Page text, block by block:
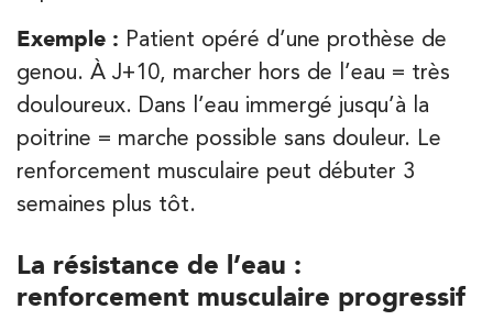
Exemple : Patient opéré d’une prothèse de
genou. À J+10, marcher hors de l’eau = très
douloureux. Dans l’eau immergé jusqu’à la
poitrine = marche possible sans douleur. Le
renforcement musculaire peut débuter 3
semaines plus tôt.
La résistance de l’eau :
renforcement musculaire progressif
IK Boulogne – 92
3 Av. André Morizet 92100 Boulogne-
Billancourt
3 Av. André Morizet 92100 Boulogne-Billancourt
01 48 25 34 79
PRENEZ RDV SUR
PRENEZ RDV SUR
Kinésithérapie